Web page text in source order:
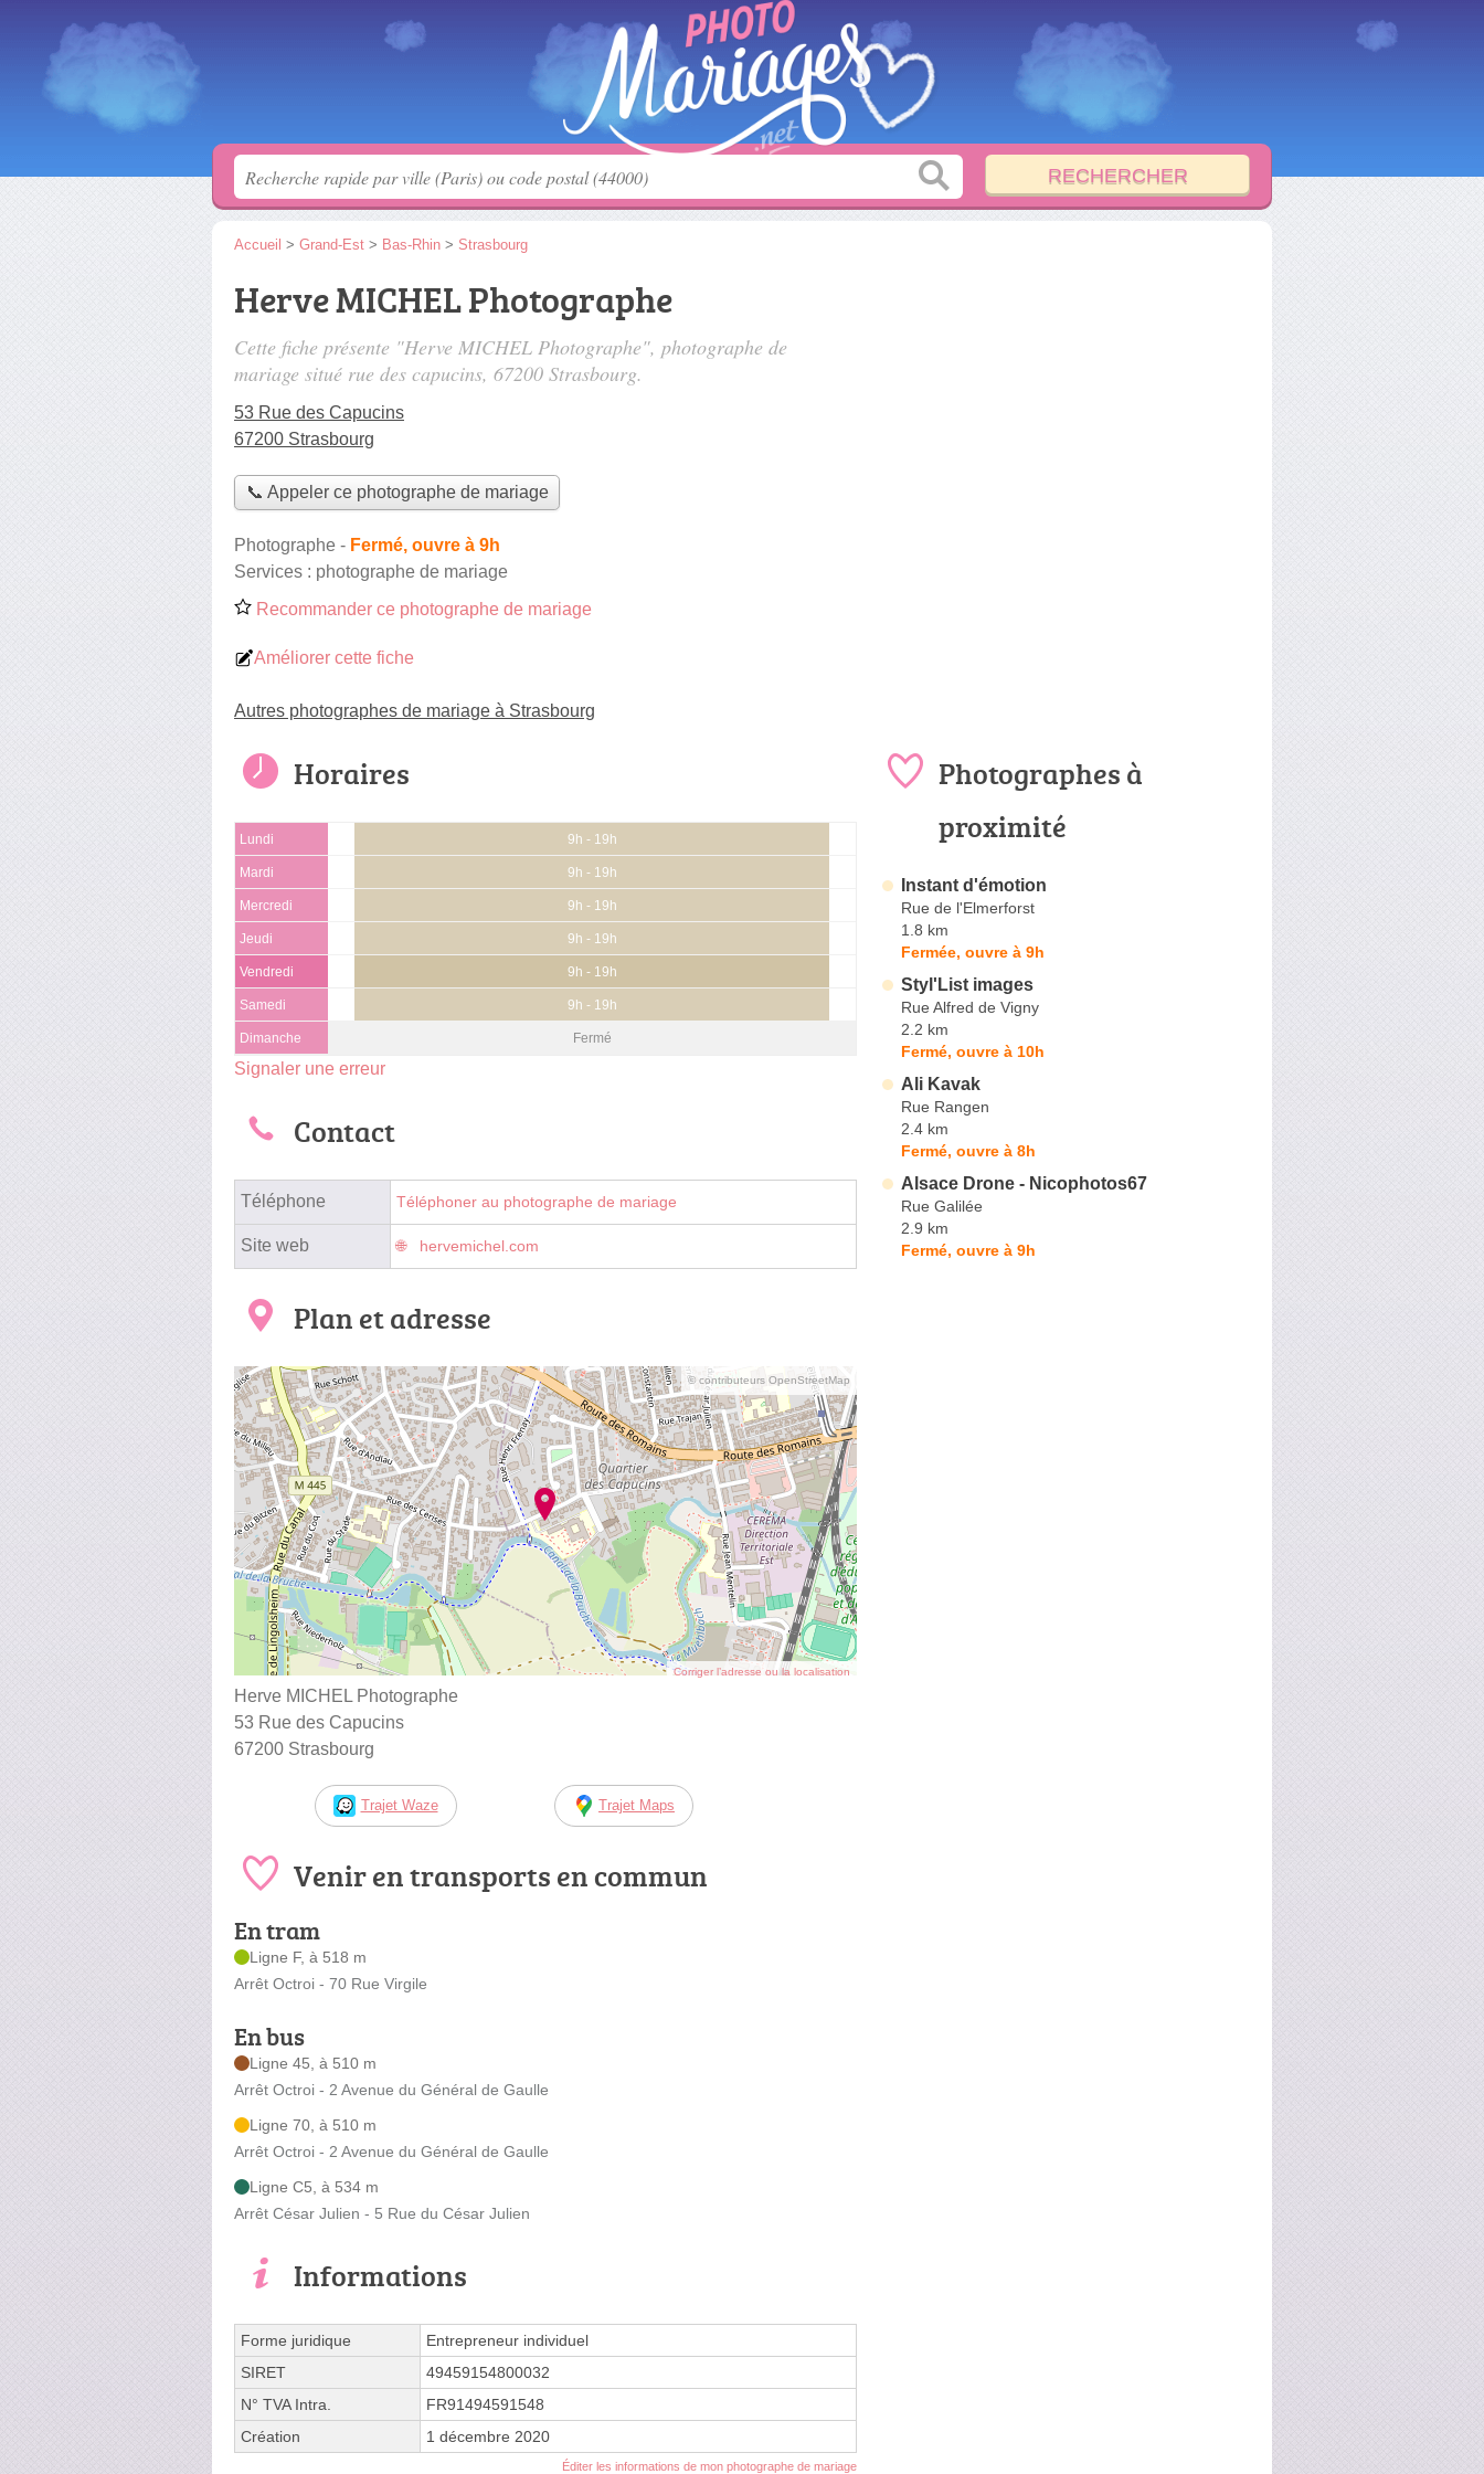
Accueil > Grand-Est > Bas-Rhin > Strasbourg
Herve MICHEL Photographe
Cette fiche présente "Herve MICHEL Photographe", photographe de
mariage situé rue des capucins, 67200 Strasbourg.
53 Rue des Capucins
67200 Strasbourg
📞 Appeler ce photographe de mariage
Photographe - Fermé, ouvre à 9h
Services : photographe de mariage
Recommander ce photographe de mariage
Améliorer cette fiche
Autres photographes de mariage à Strasbourg
Horaires
Lundi 9h - 19h
Mardi 9h - 19h
Mercredi 9h - 19h
Jeudi 9h - 19h
Vendredi 9h - 19h
Samedi 9h - 19h
Dimanche Fermé
Signaler une erreur
Contact
Téléphone Téléphoner au photographe de mariage
Site web hervemichel.com
Plan et adresse
© contributeurs OpenStreetMap
Corriger l’adresse ou la localisation
Herve MICHEL Photographe
53 Rue des Capucins
67200 Strasbourg
Trajet Waze Trajet Maps
Venir en transports en commun
En tram
Ligne F, à 518 m
Arrêt Octroi - 70 Rue Virgile
En bus
Ligne 45, à 510 m
Arrêt Octroi - 2 Avenue du Général de Gaulle
Ligne 70, à 510 m
Arrêt Octroi - 2 Avenue du Général de Gaulle
Ligne C5, à 534 m
Arrêt César Julien - 5 Rue du César Julien
Informations
Forme juridique
Entrepreneur individuel
SIRET
49459154800032
N° TVA Intra.
FR91494591548
Création
1 décembre 2020
Éditer les informations de mon photographe de mariage
Photographes à
proximité
Instant d'émotion
Rue de l'Elmerforst
1.8 km
Fermée, ouvre à 9h
Styl'List images
Rue Alfred de Vigny
2.2 km
Fermé, ouvre à 10h
Ali Kavak
Rue Rangen
2.4 km
Fermé, ouvre à 8h
Alsace Drone - Nicophotos67
Rue Galilée
2.9 km
Fermé, ouvre à 9h